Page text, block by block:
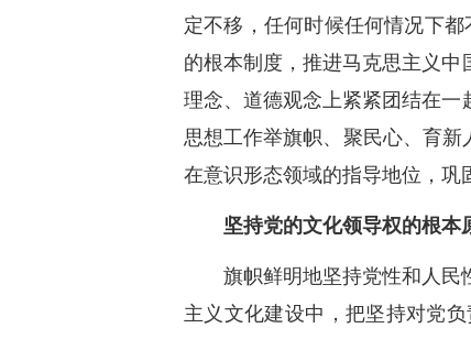
定不移，任何时候任何情况下
的根本制度，推进马克思主义
理念、道德观念上紧紧团结在
思想工作举旗帜、聚民心、育新
在意识形态领域的指导地位，巩
坚持党的文化领导权的根
旗帜鲜明地坚持党性和人民
主义文化建设中，把坚持对党